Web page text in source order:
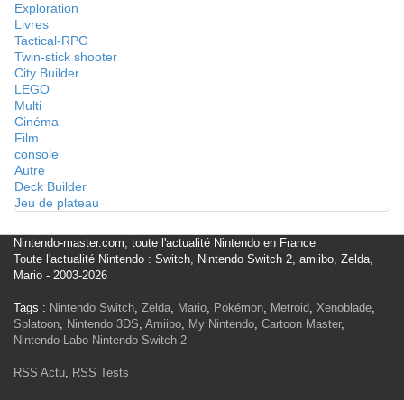
Exploration
Livres
Tactical-RPG
Twin-stick shooter
City Builder
LEGO
Multi
Cinéma
Film
console
Autre
Deck Builder
Jeu de plateau
Nintendo-master.com, toute l'actualité Nintendo en France
Toute l'actualité Nintendo : Switch, Nintendo Switch 2, amiibo, Zelda,
Mario - 2003-2026
Tags : Nintendo Switch, Zelda, Mario, Pokémon, Metroid, Xenoblade,
Splatoon, Nintendo 3DS, Amiibo, My Nintendo, Cartoon Master,
Nintendo Labo Nintendo Switch 2
RSS Actu, RSS Tests